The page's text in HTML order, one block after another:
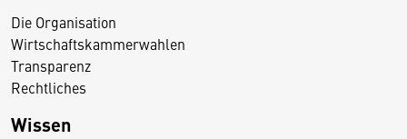
Die Organisation
Wirtschaftskammerwahlen
Transparenz
Rechtliches
Wissen